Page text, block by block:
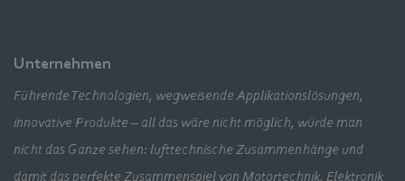
Unternehmen
Führende Technologien, wegweisende Applikationslösungen,
innovative Produkte – all das wäre nicht möglich, würde man
nicht das Ganze sehen: lufttechnische Zusammenhänge und
damit das perfekte Zusammenspiel von Motortechnik, Elektronik